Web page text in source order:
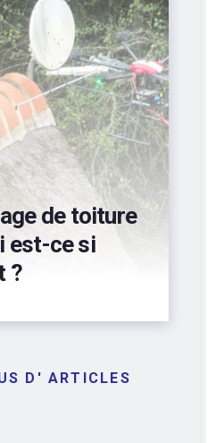
bardages
d’entrepôts:
votre
D' ARTICLES